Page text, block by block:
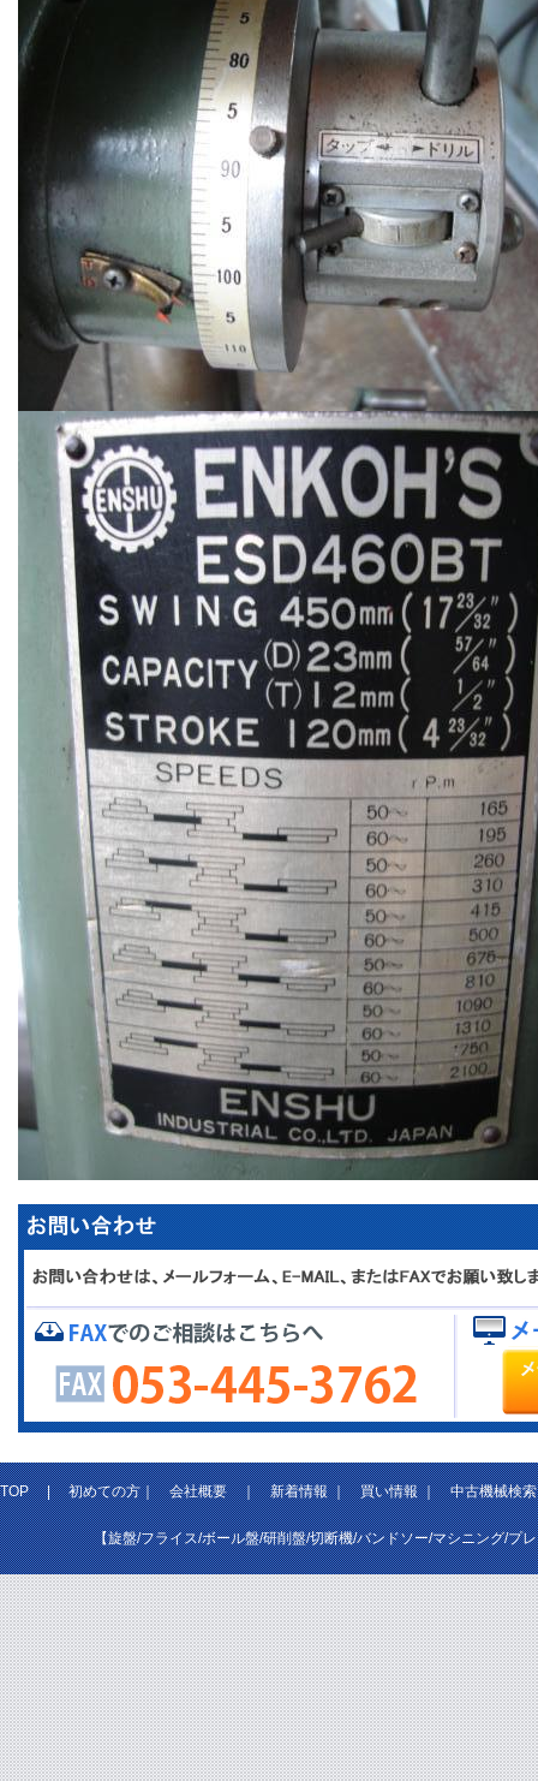
TOP|初めての方｜会社概要｜新着情報｜買い情報｜中古機械検索
【旋盤/フライス/ボール盤/研削盤/切断機/バンドソー/マシニング/プ